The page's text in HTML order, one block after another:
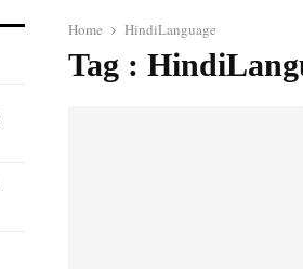
Home HindiLanguage
Tag :